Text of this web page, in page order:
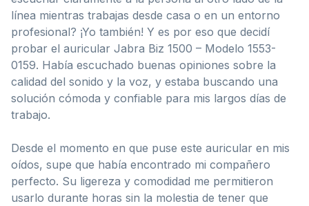
línea mientras trabajas desde casa o en un entorno
profesional? ¡Yo también! Y es por eso que decidí
probar el auricular Jabra Biz 1500 – Modelo 1553-
0159. Había escuchado buenas opiniones sobre la
calidad del sonido y la voz, y estaba buscando una
solución cómoda y confiable para mis largos días de
trabajo.
Desde el momento en que puse este auricular en mis
oídos, supe que había encontrado mi compañero
perfecto. Su ligereza y comodidad me permitieron
usarlo durante horas sin la molestia de tener que